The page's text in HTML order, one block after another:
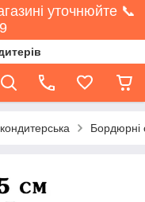
уточнюйте 📞
Бордюрні